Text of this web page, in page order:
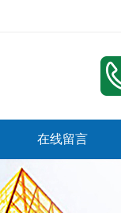
在线留言